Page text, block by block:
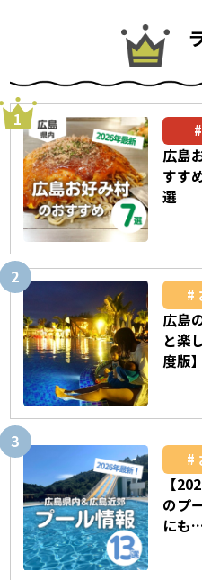
広島
すす
選
広島
と楽
度版】
【
のプ
にも